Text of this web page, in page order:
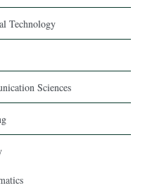
Technology
Sciences